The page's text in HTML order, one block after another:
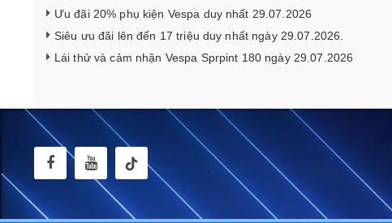
Ưu đãi 20% phụ kiện Vespa duy nhất 29.07.2026
Siêu ưu đãi lên đến 17 triệu duy nhất ngày 29.07.2026.
Lái thử và cảm nhận Vespa Sprpint 180 ngày 29.07.2026